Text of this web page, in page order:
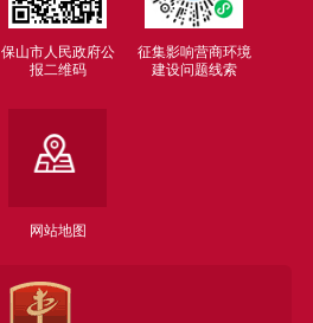
保山市人民政府公
报二维码
征集影响营商环境
建设问题线索
网站地图